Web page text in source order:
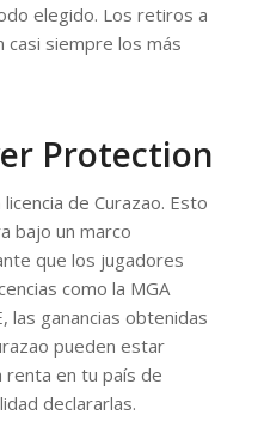
elegido. Los retiros a
siempre los más
Protection
de Curazao. Esto
bajo un marco
que los jugadores
como la MGA
las ganancias obtenidas
pueden estar
en tu país de
declararlas.